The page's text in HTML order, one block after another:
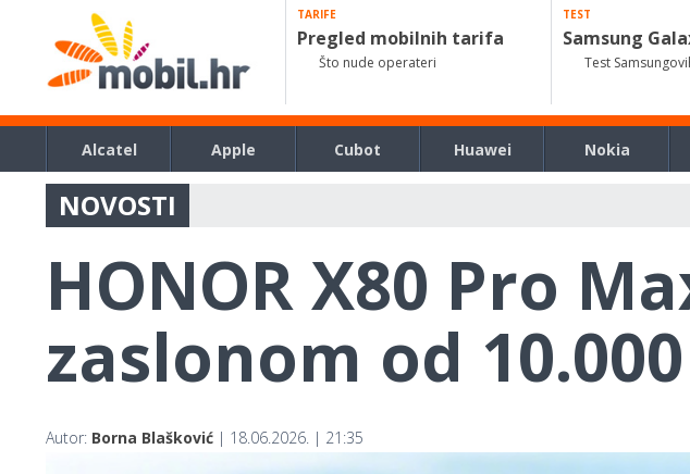
TARIFE
Pregled mobilnih tarifa
Što nude operateri
TEST
Samsung
Test
Alcatel Apple Cubot Huawei Nokia
NOVOSTI
HONOR X80 Pro
zaslonom od
Autor: Borna Blašković | 18.06.2026. | 21:35